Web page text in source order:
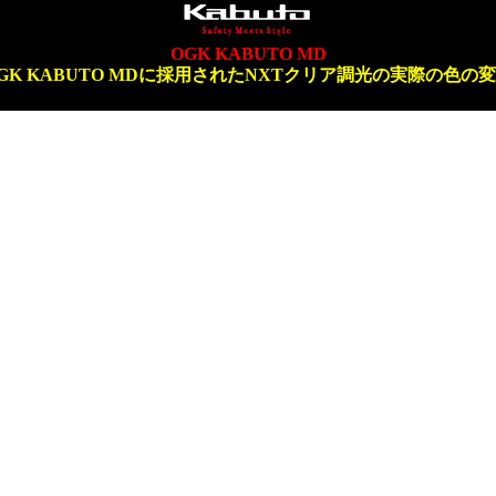
OGK KABUTO MD
KABUTO MDに採用されたNXTクリア調光の実際の色の